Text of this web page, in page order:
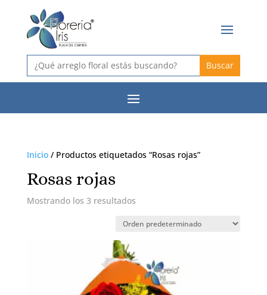
Buscar:
Inicio/ Productos etiquetados “Rosas rojas”
Rosas rojas
Mostrando los 3 resultados